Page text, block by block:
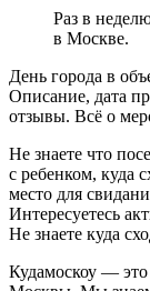
Раз в
в Москве.
День города в
Описание, дата
отзывы. Всё о
Не знаете что
с ребенком, куда
место для
Интересуетесь
Не знаете куда
Кудамоскоу —